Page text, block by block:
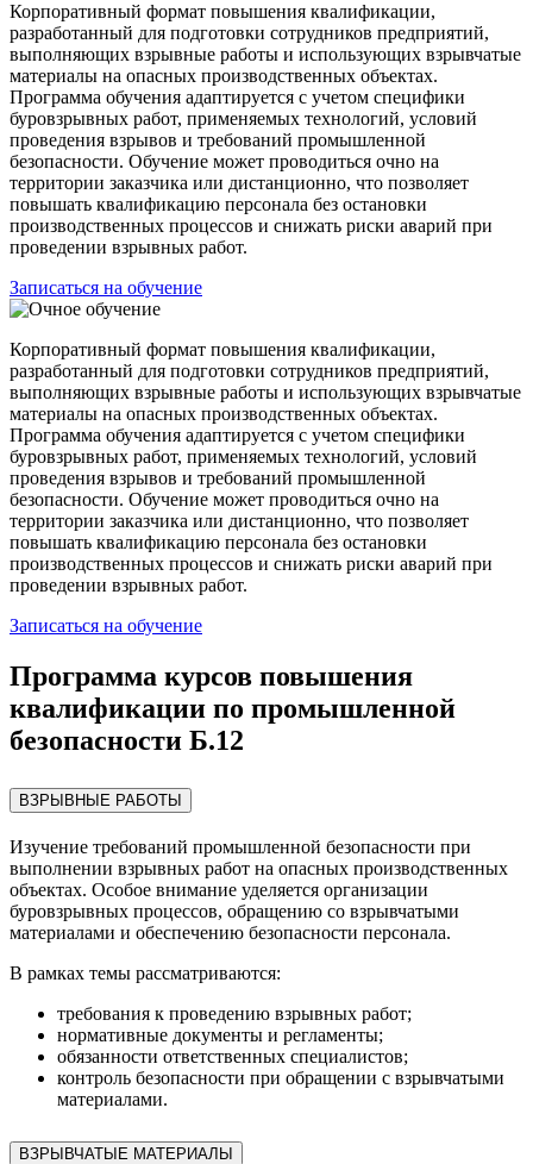
Корпоративный формат повышения квалификации,
разработанный для подготовки сотрудников предприятий,
выполняющих взрывные работы и использующих взрывчатые
материалы на опасных производственных объектах.
Программа обучения адаптируется с учетом специфики
буровзрывных работ, применяемых технологий, условий
проведения взрывов и требований промышленной
безопасности. Обучение может проводиться очно на
территории заказчика или дистанционно, что позволяет
повышать квалификацию персонала без остановки
производственных процессов и снижать риски аварий при
проведении взрывных работ.
Записаться на обучение
Корпоративный формат повышения квалификации,
разработанный для подготовки сотрудников предприятий,
выполняющих взрывные работы и использующих взрывчатые
материалы на опасных производственных объектах.
Программа обучения адаптируется с учетом специфики
буровзрывных работ, применяемых технологий, условий
проведения взрывов и требований промышленной
безопасности. Обучение может проводиться очно на
территории заказчика или дистанционно, что позволяет
повышать квалификацию персонала без остановки
производственных процессов и снижать риски аварий при
проведении взрывных работ.
Записаться на обучение
Программа курсов повышения
квалификации по промышленной
безопасности Б.12
ВЗРЫВНЫЕ РАБОТЫ
Изучение требований промышленной безопасности при
выполнении взрывных работ на опасных производственных
объектах. Особое внимание уделяется организации
буровзрывных процессов, обращению со взрывчатыми
материалами и обеспечению безопасности персонала.
В рамках темы рассматриваются:
требования к проведению взрывных работ;
нормативные документы и регламенты;
обязанности ответственных специалистов;
контроль безопасности при обращении с взрывчатыми
материалами.
ВЗРЫВЧАТЫЕ МАТЕРИАЛЫ